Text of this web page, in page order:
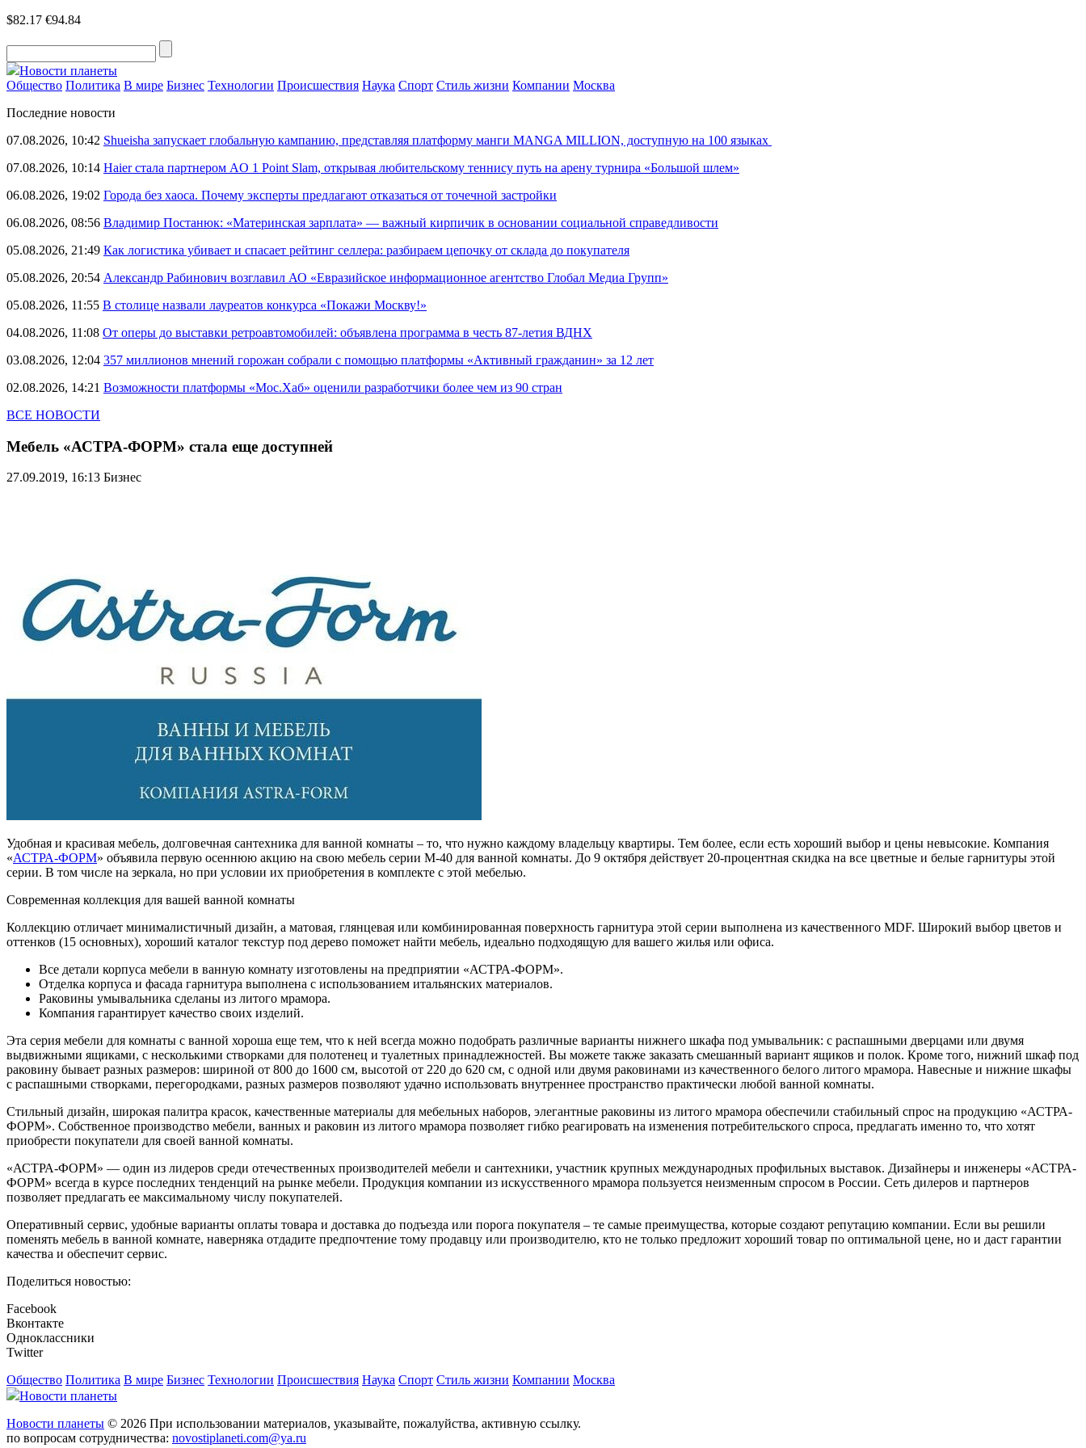
$82.17 €94.84
Новости планеты
Общество Политика В мире Бизнес Технологии Происшествия Наука Спорт Стиль жизни Компании Москва
Последние новости
07.08.2026, 10:42 Shueisha запускает глобальную кампанию, представляя платформу манги MANGA MILLION, доступную на 100 языках
07.08.2026, 10:14 Haier стала партнером AO 1 Point Slam, открывая любительскому теннису путь на арену турнира «Большой шлем»
06.08.2026, 19:02 Города без хаоса. Почему эксперты предлагают отказаться от точечной застройки
06.08.2026, 08:56 Владимир Постанюк: «Материнская зарплата» — важный кирпичик в основании социальной справедливости
05.08.2026, 21:49 Как логистика убивает и спасает рейтинг селлера: разбираем цепочку от склада до покупателя
05.08.2026, 20:54 Александр Рабинович возглавил АО «Евразийское информационное агентство Глобал Медиа Групп»
05.08.2026, 11:55 В столице назвали лауреатов конкурса «Покажи Москву!»
04.08.2026, 11:08 От оперы до выставки ретроавтомобилей: объявлена программа в честь 87-летия ВДНХ
03.08.2026, 12:04 357 миллионов мнений горожан собрали с помощью платформы «Активный гражданин» за 12 лет
02.08.2026, 14:21 Возможности платформы «Мос.Хаб» оценили разработчики более чем из 90 стран
ВСЕ НОВОСТИ
Мебель «АСТРА-ФОРМ» стала еще доступней
27.09.2019, 16:13 Бизнес
Удобная и красивая мебель, долговечная сантехника для ванной комнаты – то, что нужно каждому владельцу квартиры. Тем более, если есть хороший выбор и цены невысокие. Компания
«АСТРА-ФОРМ» объявила первую осеннюю акцию на свою мебель серии М-40 для ванной комнаты. До 9 октября действует 20-процентная скидка на все цветные и белые гарнитуры этой
серии. В том числе на зеркала, но при условии их приобретения в комплекте с этой мебелью.
Современная коллекция для вашей ванной комнаты
Коллекцию отличает минималистичный дизайн, а матовая, глянцевая или комбинированная поверхность гарнитура этой серии выполнена из качественного MDF. Широкий выбор цветов и
оттенков (15 основных), хороший каталог текстур под дерево поможет найти мебель, идеально подходящую для вашего жилья или офиса.
Все детали корпуса мебели в ванную комнату изготовлены на предприятии «АСТРА-ФОРМ».
Отделка корпуса и фасада гарнитура выполнена с использованием итальянских материалов.
Раковины умывальника сделаны из литого мрамора.
Компания гарантирует качество своих изделий.
Эта серия мебели для комнаты с ванной хороша еще тем, что к ней всегда можно подобрать различные варианты нижнего шкафа под умывальник: с распашными дверцами или двумя
выдвижными ящиками, с несколькими створками для полотенец и туалетных принадлежностей. Вы можете также заказать смешанный вариант ящиков и полок. Кроме того, нижний шкаф под
раковину бывает разных размеров: шириной от 800 до 1600 см, высотой от 220 до 620 см, с одной или двумя раковинами из качественного белого литого мрамора. Навесные и нижние шкафы
с распашными створками, перегородками, разных размеров позволяют удачно использовать внутреннее пространство практически любой ванной комнаты.
Стильный дизайн, широкая палитра красок, качественные материалы для мебельных наборов, элегантные раковины из литого мрамора обеспечили стабильный спрос на продукцию «АСТРА-
ФОРМ». Собственное производство мебели, ванных и раковин из литого мрамора позволяет гибко реагировать на изменения потребительского спроса, предлагать именно то, что хотят
приобрести покупатели для своей ванной комнаты.
«АСТРА-ФОРМ» — один из лидеров среди отечественных производителей мебели и сантехники, участник крупных международных профильных выставок. Дизайнеры и инженеры «АСТРА-
ФОРМ» всегда в курсе последних тенденций на рынке мебели. Продукция компании из искусственного мрамора пользуется неизменным спросом в России. Сеть дилеров и партнеров
позволяет предлагать ее максимальному числу покупателей.
Оперативный сервис, удобные варианты оплаты товара и доставка до подъезда или порога покупателя – те самые преимущества, которые создают репутацию компании. Если вы решили
поменять мебель в ванной комнате, наверняка отдадите предпочтение тому продавцу или производителю, кто не только предложит хороший товар по оптимальной цене, но и даст гарантии
качества и обеспечит сервис.
Поделиться новостью:
Facebook
Вконтакте
Одноклассники
Twitter
Общество Политика В мире Бизнес Технологии Происшествия Наука Спорт Стиль жизни Компании Москва
Новости планеты
Новости планеты © 2026 При использовании материалов, указывайте, пожалуйства, активную ссылку.
по вопросам сотрудничества: novostiplaneti.com@ya.ru